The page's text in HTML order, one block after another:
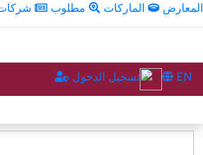
المعارض الماركات مطلوب
تسجيل الدخول EN